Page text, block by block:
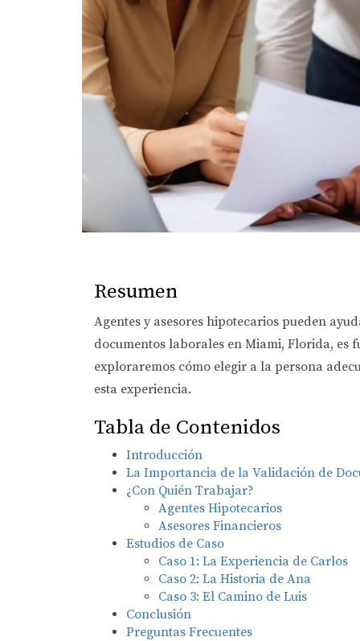
Resumen
Agentes y asesores hipotecarios pueden
documentos laborales en Miami, Florida, es
exploraremos cómo elegir a la persona
esta experiencia.
Tabla de Contenidos
Introducción
La Importancia de la Validación de
¿Con Quién Trabajar?
Agentes Hipotecarios
Asesores Financieros
Estudios de Caso
Caso 1: La Experiencia de Carlos
Caso 2: La Historia de Ana
Caso 3: El Camino de Luis
Conclusión
Preguntas Frecuentes